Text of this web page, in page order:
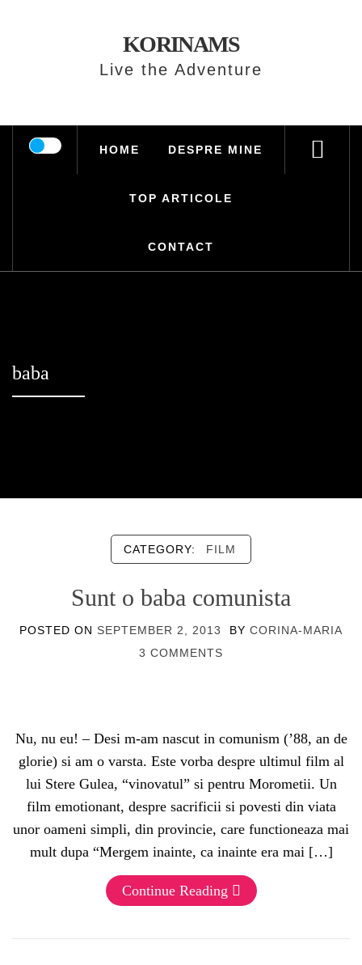
KORINAMS
Live the Adventure
HOME DESPRE MINE
TOP ARTICOLE
CONTACT
baba
CATEGORY: FILM
Sunt o baba comunista
POSTED ON SEPTEMBER 2, 2013 BY CORINA-MARIA
3 COMMENTS
Nu, nu eu! – Desi m-am nascut in comunism (’88, an de
glorie) si am o varsta. Este vorba despre ultimul film al
lui Stere Gulea, “vinovatul” si pentru Morometii. Un
film emotionant, despre sacrificii si povesti din viata
unor oameni simpli, din provincie, care functioneaza mai
mult dupa “Mergem inainte, ca inainte era mai […]
Continue Reading